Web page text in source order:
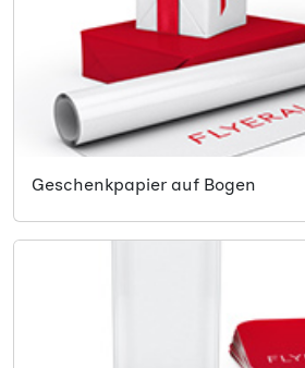
Geschenkpapier auf Bogen